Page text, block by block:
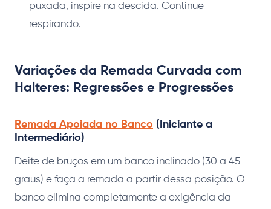
puxada, inspire na descida. Continue
respirando.
Variações da Remada Curvada com
Halteres: Regressões e Progressões
Remada Apoiada no Banco (Iniciante a
Intermediário)
Deite de bruços em um banco inclinado (30 a 45
graus) e faça a remada a partir dessa posição. O
banco elimina completamente a exigência da